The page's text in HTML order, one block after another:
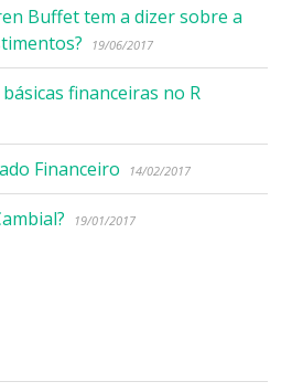
Buffet tem a dizer sobre a
19/06/2017
financeiras no R
Financeiro 14/02/2017
19/01/2017